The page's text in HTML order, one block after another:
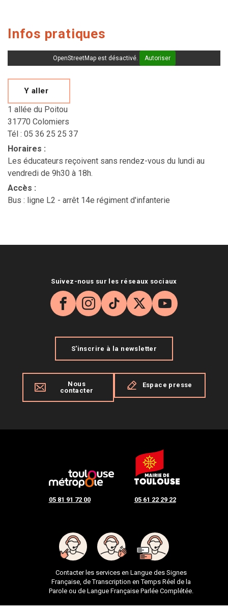
Infos pratiques
OpenStreetMap est désactivé. Autoriser
Y aller
1 allée du Poitou
31770 Colomiers
Tél : 05 36 25 25 37
Horaires :
Les éducateurs reçoivent sans rendez-vous du lundi au
vendredi de 9h30 à 18h.
Accès :
Bus : ligne L2 - arrêt 14e régiment d'infanterie
05 81 91 72 00 05 61 22 29 22
Contacter les services en Langue des Signes
Française, de Transcription en Temps Réel de la
Parole ou de Langue Française Parlée Complétée.
Suivez-nous sur les réseaux sociaux
Facebook
Instagram
TikTok
X YouTube
S'inscrire à la newsletter
Nous
contacter
Espace presse